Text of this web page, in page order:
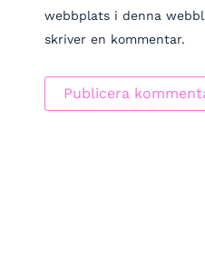
webbplats i denna
skriver en kommentar.